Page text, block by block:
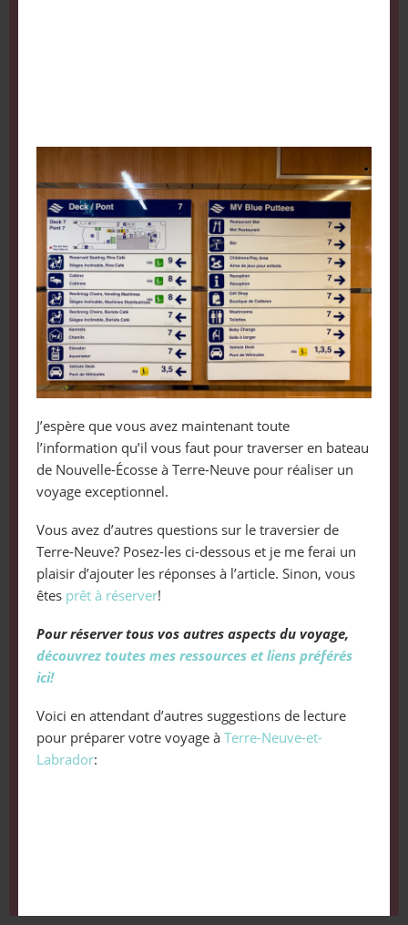
J’espère que vous avez maintenant toute
l’information qu’il vous faut pour traverser en bateau
de Nouvelle-Écosse à Terre-Neuve pour réaliser un
voyage exceptionnel.
Vous avez d’autres questions sur le traversier de
Terre-Neuve? Posez-les ci-dessous et je me ferai un
plaisir d’ajouter les réponses à l’article. Sinon, vous
êtes prêt à réserver!
Pour réserver tous vos autres aspects du voyage,
découvrez toutes mes ressources et liens préférés
ici!
Voici en attendant d’autres suggestions de lecture
pour préparer votre voyage à Terre-Neuve-et-
Labrador: